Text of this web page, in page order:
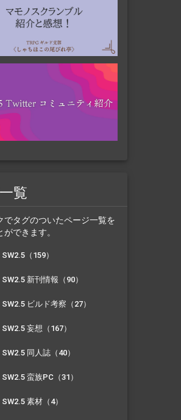
介するページです。SW2.5の魅力を「種族・技能
の数の多さ」「世界観の充実」など5つ紹介。ソド
ワ初心者の方必見です。ファンタジーが好きな
方、SW2.5で遊びましょう！ TRPG初心者向け情
報やその他ソドワに役立つツール・情報へのリン
覧
でタグのついたページ一覧を
ができます。
SW2.5（159）
SW2.5 新刊情報（90）
SW2.5 ビルド考察（27）
SW2.5 妄想（167）
SW2.5 同人誌（40）
SW2.5 蛮族PC（31）
SW2.5 素材（4）